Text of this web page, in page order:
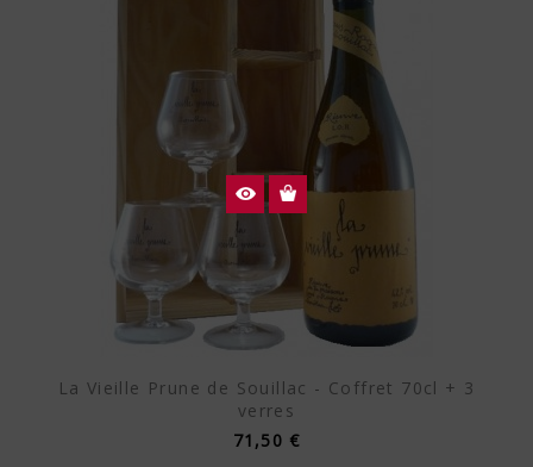
La Vieille Prune de Souillac - Coffret 70cl + 3
verres
71,50 €